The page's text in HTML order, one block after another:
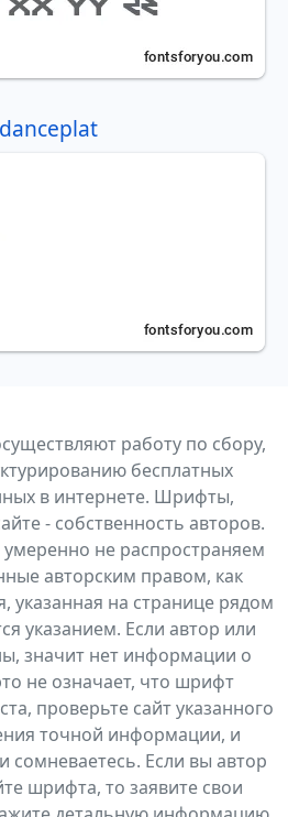
работу по сбору,
бесплатных
в интернете. Шрифты,
- собственность авторов.
не распространяем
авторским правом, как
указанная на странице рядом
указанием. Если автор или
значит нет информации о
не означает, что шрифт
проверьте сайт указанного
точной информации, и
сомневаетесь. Если вы автор
шрифта, то заявите свои